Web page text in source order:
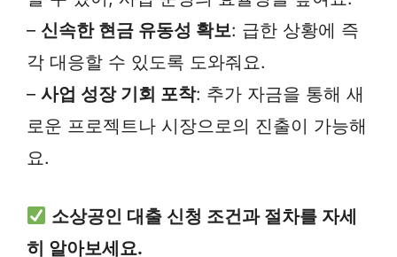
– 신속한 현금 유동성 확보: 급한 상황에 즉
각 대응할 수 있도록 도와줘요.
– 사업 성장 기회 포착: 추가 자금을 통해 새
로운 프로젝트나 시장으로의 진출이 가능해
요.
소상공인 대출 신청 조건과 절차를 자세
히 알아보세요.